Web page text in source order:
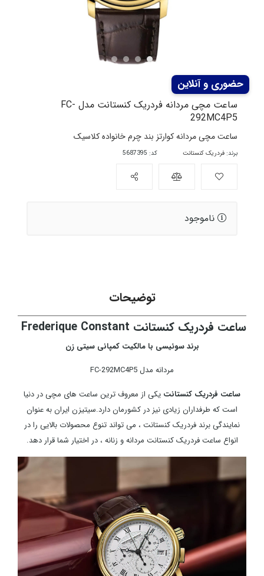
ساعت مچی مردانه فردریک کنستانت مدل FC-
292MC4P5
ساعت مچی مردانه کوارتز بند چرم خانواده کلاسیک
برند: فردریک کنستانت کد: 5687395
ناموجود
توضیحات
ساعت فردریک کنستانت Frederique Constant
برند سوئيسی با مالکیت کمپانی سیتی زن
مردانه مدل FC-292MC4P5
ساعت فردریک کنستانت یکی از معروف ترین ساعت های مچی در دنیا
است که طرفداران زیادی نیز در کشورمان دارد.سیتیزن ایران به عنوان
نمایندگی برند فردریک کنستانت ، می تواند تنوع محصولات بالایی را در
انواع ساعت فردریک کنستانت مردانه و زنانه ، در اختیار شما قرار دهد.